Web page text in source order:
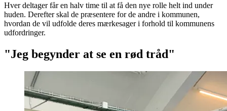
Hver deltager får en halv time til at få den nye rolle helt ind under
huden. Derefter skal de præsentere for de andre i kommunen,
hvordan de vil udfolde deres mærkesager i forhold til kommunens
udfordringer.
"Jeg begynder at se en rød tråd"